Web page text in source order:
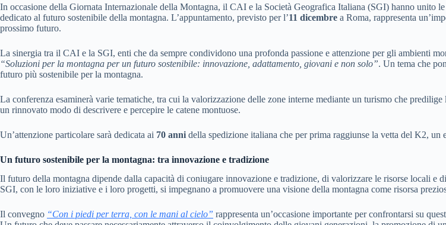
In occasione della Giornata Internazionale della Montagna, il CAI e la Società Geografica Italiana (SGI) hanno unito
dedicato al futuro sostenibile della montagna. L’appuntamento, previsto per l’11 dicembre a Roma, rappresenta
prossimo futuro.
La sinergia tra il CAI e la SGI, enti che da sempre condividono una profonda passione e attenzione per gli ambienti
“Soluzioni per la montagna per un futuro sostenibile: innovazione, adattamento, giovani e non solo”. Un tema che
futuro più sostenibile per la montagna.
La conferenza esaminerà varie tematiche, tra cui la valorizzazione delle zone interne mediante un turismo che
un rinnovato modo di descrivere e percepire le catene montuose.
Un’attenzione particolare sarà dedicata ai 70 anni della spedizione italiana che per prima raggiunse la vetta del K2,
Un futuro sostenibile per la montagna: tra innovazione e tradizione
Il futuro della montagna dipende dalla capacità di coniugare innovazione e tradizione, di valorizzare le risorse locali
SGI, con le loro iniziative e i loro progetti, si impegnano a promuovere una visione della montagna come risorsa
Il convegno “Con i piedi per terra, con le mani al cielo” rappresenta un’occasione importante per confrontarsi su